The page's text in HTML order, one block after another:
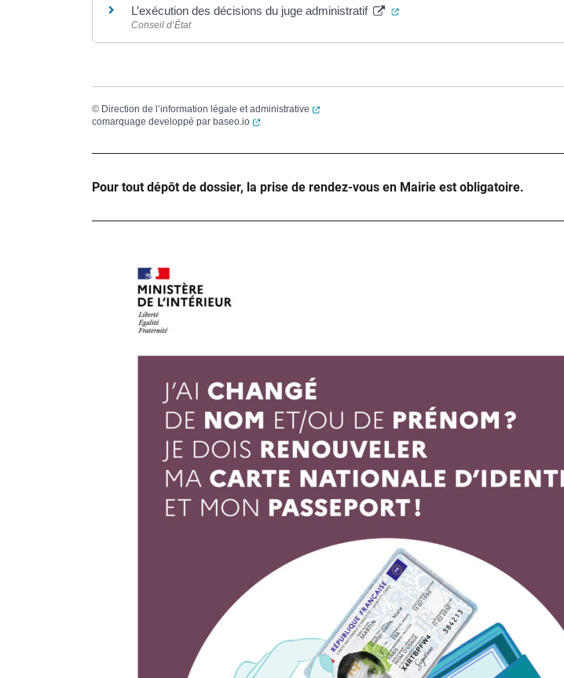
L’exécution des décisions du juge administratif (ouverture dans un nouvel onglet)
Conseil d’État
© Direction de l’information légale et administrative
(ouverture dans un nouvel onglet)
comarquage developpé par baseo.io (ouverture dans un nouvel onglet)
Pour tout dépôt de dossier, la prise de rendez-vous en Mairie est obligatoire.